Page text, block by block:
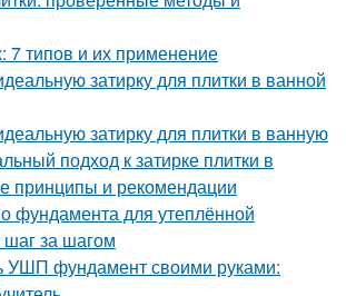
7 типов и их применение
затирку для плитки в ванной
затирку для плитки в ванную
подход к затирке плитки в
принципы и рекомендации
фундамента для утеплённой
за шагом
УШП фундамент своими руками: